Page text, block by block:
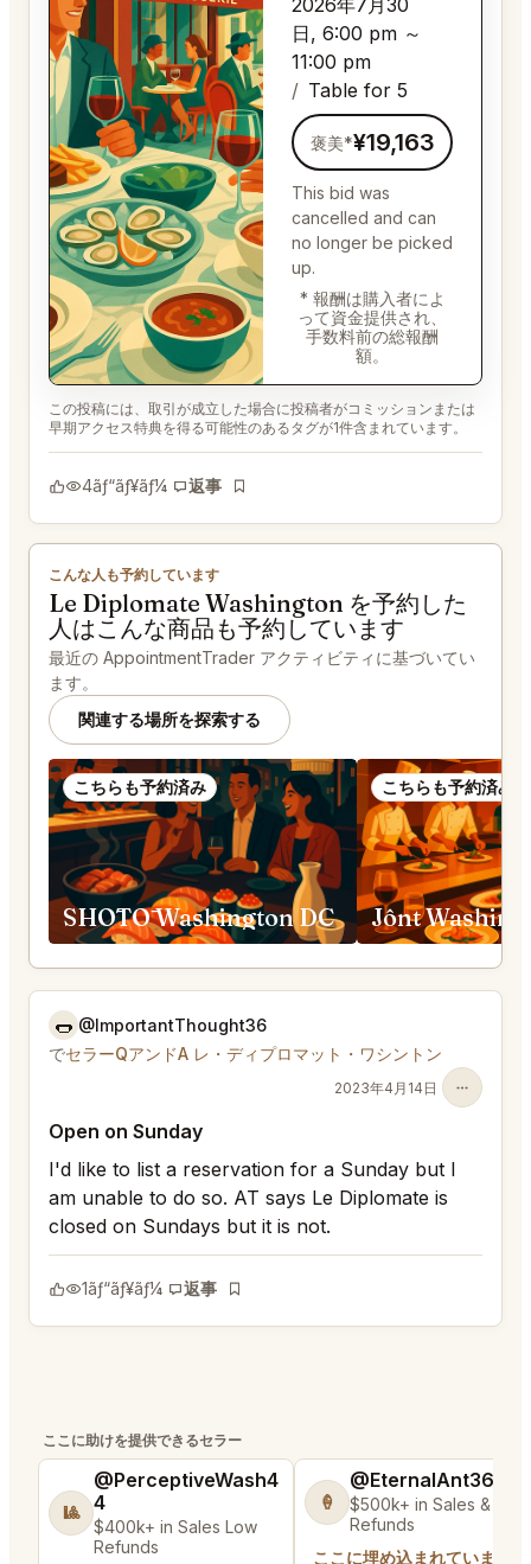
2026年7月30
日, 6:00 pm ～
11:00 pm
Table for 5
褒美*¥19,163
This bid was
cancelled and can
no longer be picked
up.
* 報酬は購入者によ
って資金提供され、
手数料前の総報酬
額。
この投稿には、取引が成立した場合に投稿者がコミッションまたは
早期アクセス特典を得る可能性のあるタグが1件含まれています。
4ãƒ“ãƒ¥ãƒ¼ 返事
ãƒ–ãƒƒã‚¯ãƒžãƒ¼ã‚¯
こんな人も予約しています
Le Diplomate Washington を予約した
人はこんな商品も予約しています
最近の AppointmentTrader アクティビティに基づいてい
ます。
関連する場所を探索する
こちらも予約済み
SHŌTŌ Washington DC
こちらも予約済み
Jônt
🌭 @ImportantThought36
でセラーQアンドA レ・ディプロマット・ワシントン
2023年4月14日
Open on Sunday
I'd like to list a reservation for a Sunday but I
am unable to do so. AT says Le Diplomate is
closed on Sundays but it is not.
1ãƒ“ãƒ¥ãƒ¼ 返事
ãƒ–ãƒƒã‚¯ãƒžãƒ¼ã‚¯
ここに助けを提供できるセラー
🎱
@PerceptiveWash4
4
$400k+ in Sales Low
Refunds
🍦
@EternalAnt36
$500k+ in Sales & Low
Refunds
ここに埋め込まれています